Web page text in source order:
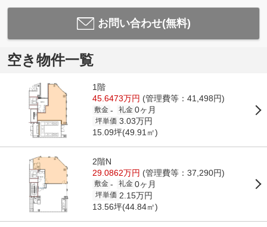
お問い合わせ(無料)
空き物件一覧
1階
45.6473万円 (管理費等：41,498円)
敷金 - 礼金 0ヶ月
坪単価 3.03万円
15.09坪(49.91㎡)
2階N
29.0862万円 (管理費等：37,290円)
敷金 - 礼金 0ヶ月
坪単価 2.15万円
13.56坪(44.84㎡)